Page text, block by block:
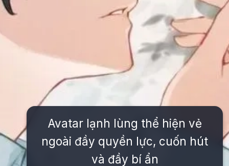
Avatar lạnh lùng thể hiện vẻ
ngoài đầy quyền lực, cuốn hút
và đầy bí ẩn